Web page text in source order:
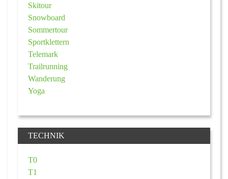
Skitour
Snowboard
Sommertour
Sportklettern
Telemark
Trailrunning
Wanderung
Yoga
TECHNIK
T0
T1